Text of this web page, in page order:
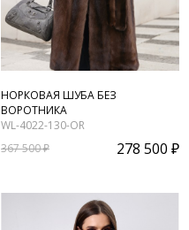
НОРКОВАЯ ШУБА БЕЗ
ВОРОТНИКА
WL-4022-130-OR
367 500 ₽
278 500 ₽